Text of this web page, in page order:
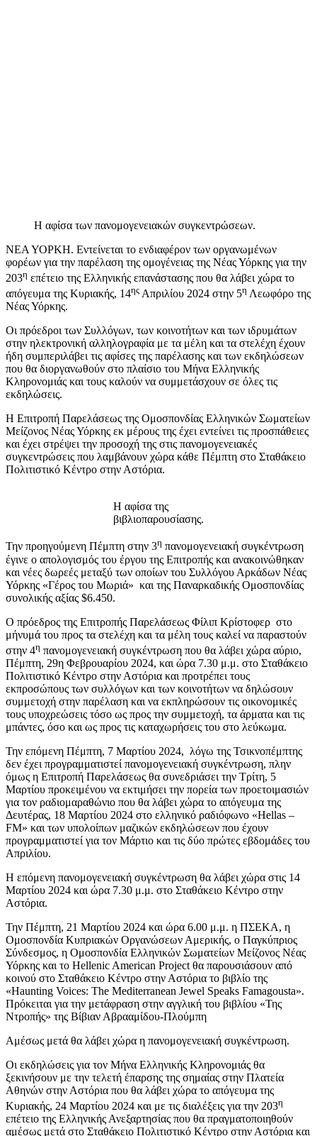
Η αφίσα των πανομογενειακών συγκεντρώσεων.
ΝΕΑ ΥΟΡΚΗ. Εντείνεται το ενδιαφέρον των οργανωμένων
φορέων για την παρέλαση της ομογένειας της Νέας Υόρκης για την
203η επέτειο της Ελληνικής επανάστασης που θα λάβει χώρα το
απόγευμα της Κυριακής, 14ης Απριλίου 2024 στην 5η Λεωφόρο της
Νέας Υόρκης.
Οι πρόεδροι των Συλλόγων, των κοινοτήτων και των ιδρυμάτων
στην ηλεκτρονική αλληλογραφία με τα μέλη και τα στελέχη έχουν
ήδη συμπεριλάβει τις αφίσες της παρέλασης και των εκδηλώσεων
που θα διοργανωθούν στο πλαίσιο του Μήνα Ελληνικής
Κληρονομιάς και τους καλούν να συμμετάσχουν σε όλες τις
εκδηλώσεις.
Η Επιτροπή Παρελάσεως της Ομοσπονδίας Ελληνικών Σωματείων
Μείζονος Νέας Υόρκης εκ μέρους της έχει εντείνει τις προσπάθειες
και έχει στρέψει την προσοχή της στις πανομογενειακές
συγκεντρώσεις που λαμβάνουν χώρα κάθε Πέμπτη στο Σταθάκειο
Πολιτιστικό Κέντρο στην Αστόρια.
Η αφίσα της
βιβλιοπαρουσίασης.
Την προηγούμενη Πέμπτη στην 3η πανομογενειακή συγκέντρωση
έγινε ο απολογισμός του έργου της Επιτροπής και ανακοινώθηκαν
και νέες δωρεές μεταξύ των οποίων του Συλλόγου Αρκάδων Νέας
Υόρκης «Γέρος του Μωριά» και της Παναρκαδικής Ομοσπονδίας
συνολικής αξίας $6.450.
Ο πρόεδρος της Επιτροπής Παρελάσεως Φίλιπ Κρίστοφερ στο
μήνυμά του προς τα στελέχη και τα μέλη τους καλεί να παραστούν
στην 4η πανομογενειακή συγκέντρωση που θα λάβει χώρα αύριο,
Πέμπτη, 29η Φεβρουαρίου 2024, και ώρα 7.30 μ.μ. στο Σταθάκειο
Πολιτιστικό Κέντρο στην Αστόρια και προτρέπει τους
εκπροσώπους των συλλόγων και των κοινοτήτων να δηλώσουν
συμμετοχή στην παρέλαση και να εκπληρώσουν τις οικονομικές
τους υποχρεώσεις τόσο ως προς την συμμετοχή, τα άρματα και τις
μπάντες, όσο και ως προς τις καταχωρήσεις του στο λεύκωμα.
Την επόμενη Πέμπτη, 7 Μαρτίου 2024, λόγω της Τσικνοπέμπτης
δεν έχει προγραμματιστεί πανομογενειακή συγκέντρωση, πλην
όμως η Επιτροπή Παρελάσεως θα συνεδριάσει την Τρίτη, 5
Μαρτίου προκειμένου να εκτιμήσει την πορεία των προετοιμασιών
για τον ραδιομαραθώνιο που θα λάβει χώρα το απόγευμα της
Δευτέρας, 18 Μαρτίου 2024 στο ελληνικό ραδιόφωνο «Hellas –
FM» και των υπολοίπων μαζικών εκδηλώσεων που έχουν
προγραμματιστεί για τον Μάρτιο και τις δύο πρώτες εβδομάδες του
Απριλίου.
Η επόμενη πανομογενειακή συγκέντρωση θα λάβει χώρα στις 14
Μαρτίου 2024 και ώρα 7.30 μ.μ. στο Σταθάκειο Κέντρο στην
Αστόρια.
Την Πέμπτη, 21 Μαρτίου 2024 και ώρα 6.00 μ.μ. η ΠΣΕΚΑ, η
Ομοσπονδία Κυπριακών Οργανώσεων Αμερικής, ο Παγκύπριος
Σύνδεσμος, η Ομοσπονδία Ελληνικών Σωματείων Μείζονος Νέας
Υόρκης και το Hellenic American Project θα παρουσιάσουν από
κοινού στο Σταθάκειο Κέντρο στην Αστόρια το βιβλίο της
«Haunting Voices: The Mediterranean Jewel Speaks Famagousta».
Πρόκειται για την μετάφραση στην αγγλική του βιβλίου «Της
Ντροπής» της Βίβιαν Αβρααμίδου-Πλούμπη
Αμέσως μετά θα λάβει χώρα η πανομογενειακή συγκέντρωση.
Οι εκδηλώσεις για τον Μήνα Ελληνικής Κληρονομιάς θα
ξεκινήσουν με την τελετή έπαρσης της σημαίας στην Πλατεία
Αθηνών στην Αστόρια που θα λάβει χώρα το απόγευμα της
Κυριακής, 24 Μαρτίου 2024 και με τις διαλέξεις για την 203η
επέτειο της Ελληνικής Ανεξαρτησίας που θα πραγματοποιηθούν
αμέσως μετά στο Σταθάκειο Πολιτιστικό Κέντρο στην Αστόρια και